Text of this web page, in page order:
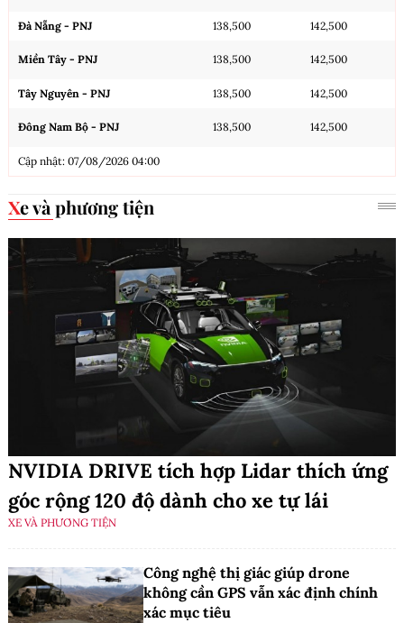
Đà Nẵng - PNJ 138,500 142,500
Miền Tây - PNJ 138,500 142,500
Tây Nguyên - PNJ 138,500 142,500
Đông Nam Bộ - PNJ 138,500 142,500
Cập nhật: 07/08/2026 04:00
Xe và phương tiện
NVIDIA DRIVE tích hợp Lidar thích ứng
góc rộng 120 độ dành cho xe tự lái
XE VÀ PHƯƠNG TIỆN
Công nghệ thị giác giúp drone
không cần GPS vẫn xác định chính
xác mục tiêu